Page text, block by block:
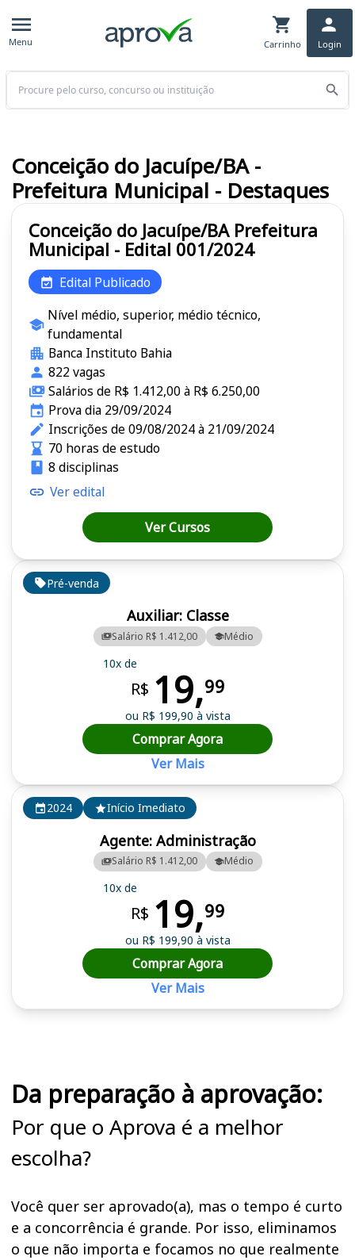
Menu Carrinho Login
Buscar
2024 Início Imediato
Agente: Administração
Salário R$ 1.412,00 Médio
10x de
R$ 19,99
ou R$ 199,90 à vista
Comprar Agora
Ver Mais
Pré-venda
Auxiliar: Classe
Salário R$ 1.412,00 Médio
10x de
R$ 19,99
ou R$ 199,90 à vista
Comprar Agora
Ver Mais
Conceição do Jacuípe/BA Prefeitura
Municipal - Edital 001/2024
Edital Publicado
Nível médio, superior, médio técnico,
fundamental
Banca Instituto Bahia
822 vagas
Salários de R$ 1.412,00 à R$ 6.250,00
Prova dia 29/09/2024
Inscrições de 09/08/2024 à 21/09/2024
70 horas de estudo
8 disciplinas
Ver edital
Ver Cursos
Conceição do Jacuípe/BA -
Prefeitura Municipal - Destaques
Da preparação à aprovação:
Por que o Aprova é a melhor
escolha?
Você quer ser aprovado(a), mas o tempo é curto
e a concorrência é grande. Por isso, eliminamos
o que não importa e focamos no que realmente